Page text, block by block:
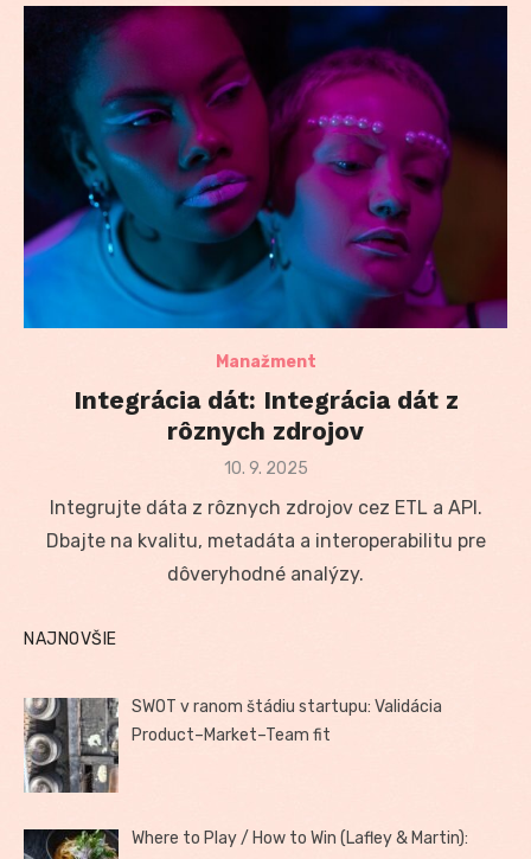
Manažment
Integrácia dát: Integrácia dát z
rôznych zdrojov
Posted
10. 9. 2025
Integrujte dáta z rôznych zdrojov cez ETL a API.
Dbajte na kvalitu, metadáta a interoperabilitu pre
dôveryhodné analýzy.
NAJNOVŠIE
SWOT v ranom štádiu startupu: Validácia
Product–Market–Team fit
Where to Play / How to Win (Lafley & Martin):